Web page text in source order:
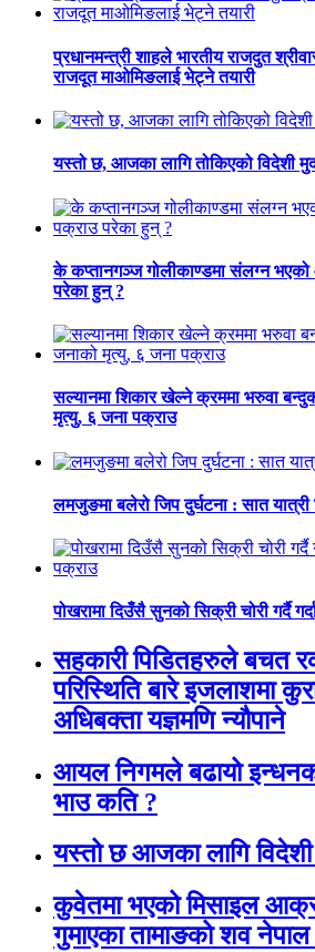
प्रधानमन्त्री शाहले भारतीय राजदुत
राजदूत माओमिङलाई भेट्ने तयारी
यस्तो छ, आजका लागि तोकिएको विदेशी
के कप्तानगञ्ज गोलीकाण्डमा संलग्न
परेका हुन् ?
सल्यानमा शिकार खेल्ने क्रममा भरुवा
मृत्यु, ६ जना पक्राउ
लमजुङमा बलेरो जिप दुर्घटना : सात यात्री
पोखरामा दिउँसै सुनको सिक्री चोरी गर्दै
सहकारी पिडितहरुले बचत
परिस्थिति बारे इजलाशमा
अधिबक्ता यज्ञमणि न्यौपाने
आयल निगमले बढायो
भाउ कति ?
यस्तो छ आजका लागि विदेशी
कुवेतमा भएको मिसाइल
गुमाएका तामाङको शव